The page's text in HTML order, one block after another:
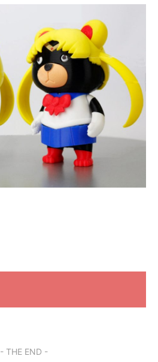
- THE END -